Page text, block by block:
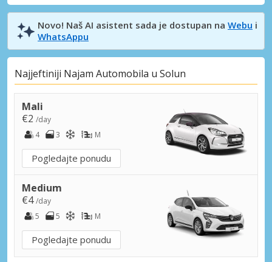
Novo! Naš AI asistent sada je dostupan na Webu i
WhatsAppu
Najjeftiniji Najam Automobila u Solun
Mali
€2 /day
4
3 M
Pogledajte ponudu
Medium
€4/day
5
5 M
Pogledajte ponudu